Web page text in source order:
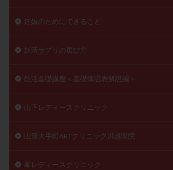
妊娠のためにできること
妊活サプリの選び方
妊活基礎講座＜基礎体温表解説編＞
山下レディースクリニック
山形大手町ARTクリニック川越医院
峯レディースクリニック